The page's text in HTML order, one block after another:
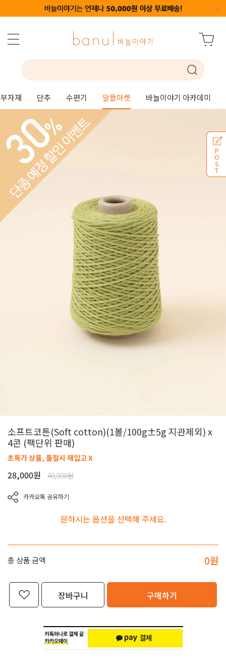
부자재 단추 수편기 알뜰마켓 바늘이야기 아카데미
P
O
S
T
소프트코튼(Soft cotton)(1볼/100g±5g 지관제외) x
4콘 (팩단위 판매)
초특가 상품, 품절시 재입고 X
28,000원 40,000원
카카오톡 공유하기
원하시는 옵션을 선택해 주세요.
총 상품 금액 0원
장바구니 구매하기